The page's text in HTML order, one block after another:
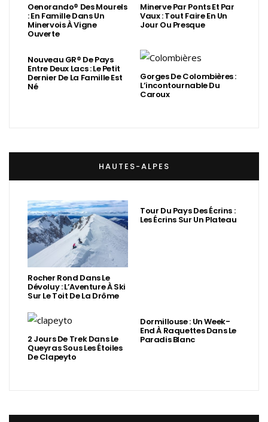
Oenorando® Des Mourels
: En Famille Dans Un
Minervois À Vigne
Ouverte
Minerve Par Ponts Et Par
Vaux : Tout Faire En Un
Jour Ou Presque
Nouveau GR® De Pays
Entre Deux Lacs : Le Petit
Dernier De La Famille Est
Né
Gorges De Colombières :
L’incontournable Du
Caroux
HAUTES-ALPES
Rocher Rond Dans Le
Dévoluy : L’Aventure À Ski
Sur Le Toit De La Drôme
Tour Du Pays Des Écrins :
Les Écrins Sur Un Plateau
2 Jours De Trek Dans Le
Queyras Sous Les Étoiles
De Clapeyto
Dormillouse : Un Week-
End À Raquettes Dans Le
Paradis Blanc